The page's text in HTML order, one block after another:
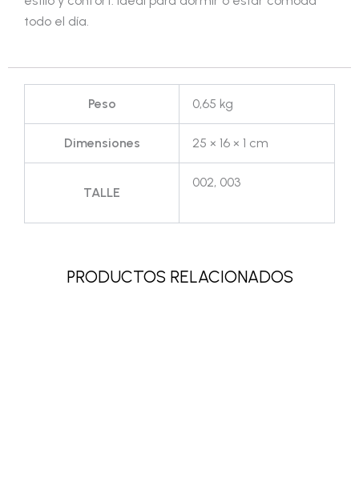
todo el día.
Peso 0,65 kg
Dimensiones 25 × 16 × 1 cm
TALLE
002, 003
PRODUCTOS RELACIONADOS